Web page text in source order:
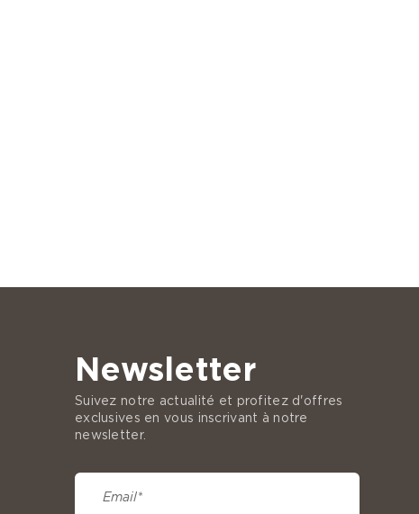
Newsletter
Suivez notre actualité et profitez d'offres
exclusives en vous inscrivant à notre
newsletter.